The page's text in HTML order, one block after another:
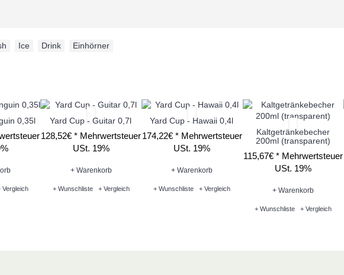
Ice Drink Einhörner
0,35l
Vergleich
Yard Cup - Guitar 0,7l
128,52€ * Mehrwertsteuer
USt. 19%
+ Warenkorb
+ Wunschliste + Vergleich
Yard Cup - Hawaii 0,4l
174,22€ * Mehrwertsteuer
USt. 19%
+ Warenkorb
+ Wunschliste + Vergleich
Kaltgetränkebecher
200ml (transparent)
115,67€ * Mehrwertsteuer
USt. 19%
+ Warenkorb
+ Wunschliste + Vergleich